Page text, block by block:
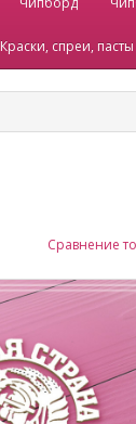
Краски, спреи, пасты
Сравнение